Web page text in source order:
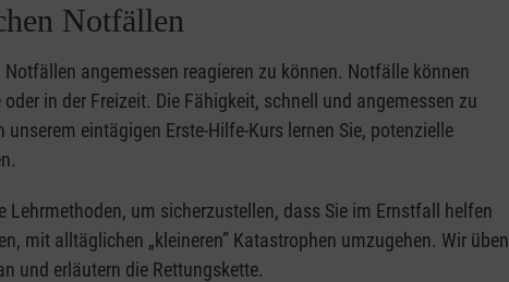
Notfällen
angemessen reagieren zu können. Notfälle können
in der Freizeit. Die Fähigkeit, schnell und angemessen zu
eintägigen Erste-Hilfe-Kurs lernen Sie, potenzielle
um sicherzustellen, dass Sie im Ernstfall helfen
mit alltäglichen „kleineren” Katastrophen umzugehen. Wir üben
und erläutern die Rettungskette.